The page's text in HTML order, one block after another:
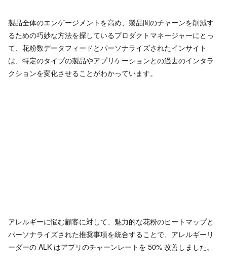
製品全体のエンゲージメントを高め、製品間のチャーンを削減す
るための巧妙な方法を探しているプロダクトマネージャーにとっ
て、花粉数データフィードとパーソナライズされたインサイト
は、特定のタイプの製品やアプリケーションとの過去のインタラ
クションを変化させることがわかっています。
アレルギーに悩む顧客に対して、魅力的な花粉のヒートマップと
パーソナライズされた推奨事項を統合することで、アレルギーリ
ーダーの ALK はアプリのチャーンレートを 50% 改善しました。